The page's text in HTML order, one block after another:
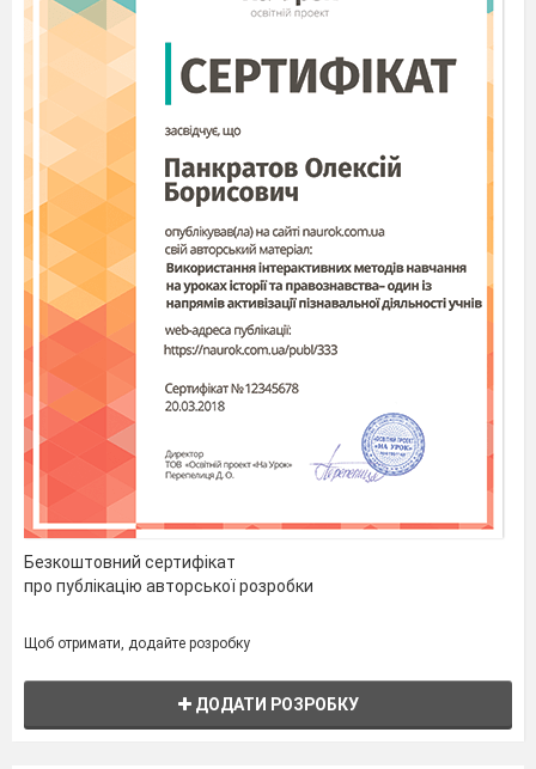
Безкоштовний сертифікат
про публікацію авторської розробки
Щоб отримати, додайте розробку
ДОДАТИ РОЗРОБКУ